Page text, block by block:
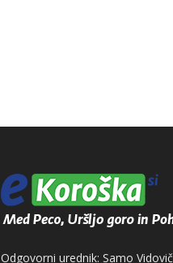
Odgovorni urednik: Samo Vidovič